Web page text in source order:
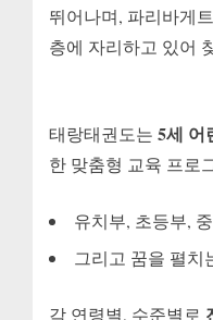
뛰어나며, 파리바게
층에 자리하고 있어
태랑태권도는 5세 어
한 맞춤형 교육 프로
유치부, 초등부,
그리고 꿈을 펼치
각 연령별, 수준별로